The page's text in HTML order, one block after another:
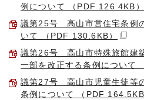
例について （PDF 126.4KB）
議第25号 高山市営住宅条例
いて （PDF 130.6KB）
議第26号 高山市特殊旅館建
一部を改正する条例について
議第27号 高山市児童生徒等
条例について （PDF 164.5KB